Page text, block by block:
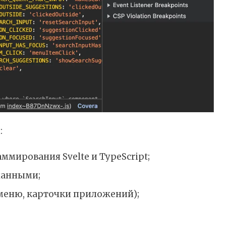
Svelte и TypeScript;
карточки приложений);